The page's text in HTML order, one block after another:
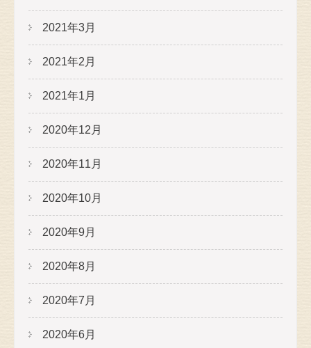
2021年3月
2021年2月
2021年1月
2020年12月
2020年11月
2020年10月
2020年9月
2020年8月
2020年7月
2020年6月